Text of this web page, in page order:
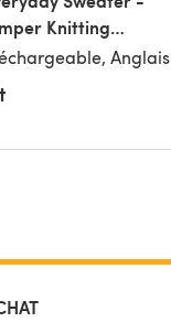
Knitting
for Women in
Yarns Wool Blend
Anglais